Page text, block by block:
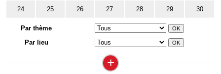
24 25 26 27 28 29 30
Par thème
Par lieu
+